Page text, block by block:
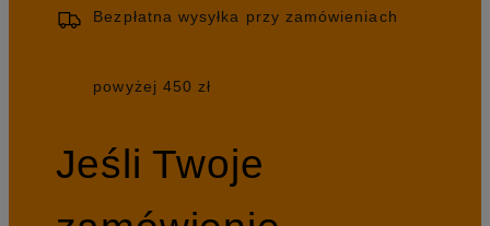
Bezpłatna wysyłka przy zamówieniach
powyżej 450 zł
Jeśli Twoje